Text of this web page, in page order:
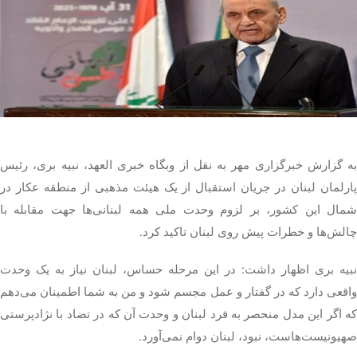
تک کده
پایگاه خبری آبان
خرید موتور ایمپلنت
‌به گزارش خبرگزاری مهر به نقل از وبگاه خبری العهد، نبیه بری، رئیس
پارلمان لبنان در جریان استقبال از یک هیئت مذهبی از منطقه عکار در
شمال این کشور، بر لزوم وحدت ملی همه لبنانی‌ها جهت مقابله با
چالش‌ها و خطرات پیش روی لبنان تاکید کرد.
نبیه بری اظهار داشت: در این مرحله حساس، لبنان نیاز به یک وحدت
واقعی دارد که در گفتار و عمل مجسم شود و من به شما اطمینان می‌دهم
که اگر این مدل منحصر به فرد لبنان و وحدت آن که در تضاد با نژادپرستی
صهیونیست‌هاست، نبود، لبنان دوام نمی‌آورد.